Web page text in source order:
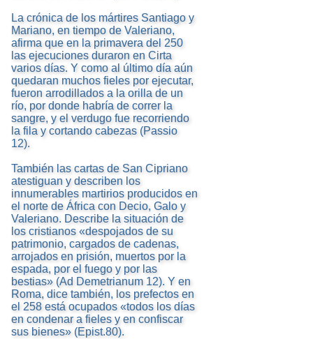
La crónica de los mártires Santiago y
Mariano, en tiempo de Valeriano,
afirma que en la primavera del 250
las ejecuciones duraron en Cirta
varios días. Y como al último día aún
quedaran muchos fieles por ejecutar,
fueron arrodillados a la orilla de un
río, por donde habría de correr la
sangre, y el verdugo fue recorriendo
la fila y cortando cabezas (Passio
12).
También las cartas de San Cipriano
atestiguan y describen los
innumerables martirios producidos en
el norte de África con Decio, Galo y
Valeriano. Describe la situación de
los cristianos «despojados de su
patrimonio, cargados de cadenas,
arrojados en prisión, muertos por la
espada, por el fuego y por las
bestias» (Ad Demetrianum 12). Y en
Roma, dice también, los prefectos en
el 258 está ocupados «todos los días
en condenar a fieles y en confiscar
sus bienes» (Epist.80).